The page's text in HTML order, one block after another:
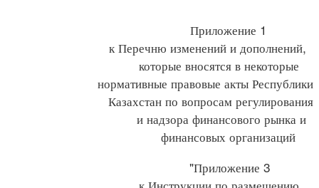
Приложение 1
к Перечню изменений и дополнений,
которые вносятся в некоторые
нормативные правовые акты Республики
Казахстан по вопросам регулирования
и надзора финансового рынка и
финансовых организаций
"Приложение 3